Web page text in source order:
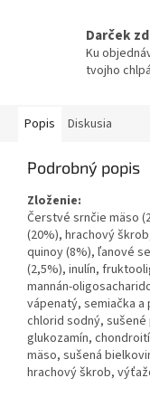
Darček
Ku
tvojho
Popis Diskusia
Podrobný popis
Zloženie:
Čerstvé srnčie mäso
(20%), hrachový
quinoy (8%), ľanové
(2,5%), inulín,
mannán-
vápenatý, semiačka
chlorid sodný,
glukozamín,
mäso, sušená
hrachový škrob,